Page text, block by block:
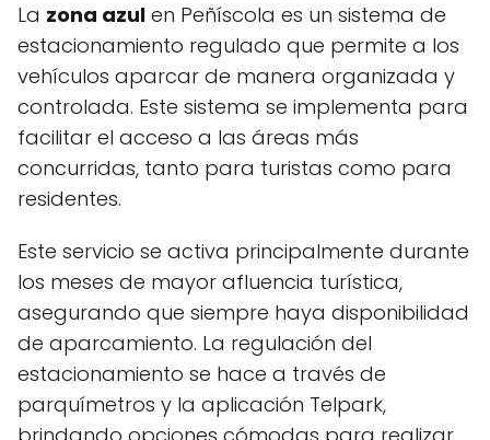
La zona azul en Peñíscola es un sistema de
estacionamiento regulado que permite a los
vehículos aparcar de manera organizada y
controlada. Este sistema se implementa para
facilitar el acceso a las áreas más
concurridas, tanto para turistas como para
residentes.
Este servicio se activa principalmente durante
los meses de mayor afluencia turística,
asegurando que siempre haya disponibilidad
de aparcamiento. La regulación del
estacionamiento se hace a través de
parquímetros y la aplicación Telpark,